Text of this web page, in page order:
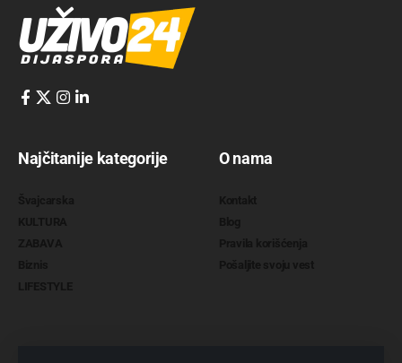
Najčitanije kategorije O nama